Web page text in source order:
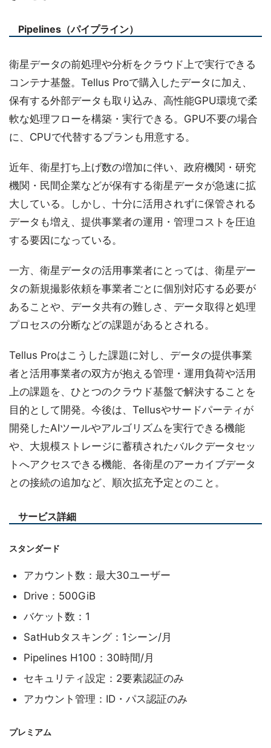
Pipelines（パイプライン）
衛星データの前処理や分析をクラウド上で実行できる
コンテナ基盤。Tellus Proで購入したデータに加え、
保有する外部データも取り込み、高性能GPU環境で柔
軟な処理フローを構築・実行できる。GPU不要の場合
に、CPUで代替するプランも用意する。
近年、衛星打ち上げ数の増加に伴い、政府機関・研究
機関・民間企業などが保有する衛星データが急速に拡
大している。しかし、十分に活用されずに保管される
データも増え、提供事業者の運用・管理コストを圧迫
する要因になっている。
一方、衛星データの活用事業者にとっては、衛星デー
タの新規撮影依頼を事業者ごとに個別対応する必要が
あることや、データ共有の難しさ、データ取得と処理
プロセスの分断などの課題があるとされる。
Tellus Proはこうした課題に対し、データの提供事業
者と活用事業者の双方が抱える管理・運用負荷や活用
上の課題を、ひとつのクラウド基盤で解決することを
目的として開発。今後は、Tellusやサードパーティが
開発したAIツールやアルゴリズムを実行できる機能
や、大規模ストレージに蓄積されたバルクデータセッ
トへアクセスできる機能、各衛星のアーカイブデータ
との接続の追加など、順次拡充予定とのこと。
サービス詳細
スタンダード
アカウント数：最大30ユーザー
Drive：500GiB
バケット数：1
SatHubタスキング：1シーン/月
Pipelines H100：30時間/月
セキュリティ設定：2要素認証のみ
アカウント管理：ID・パス認証のみ
プレミアム